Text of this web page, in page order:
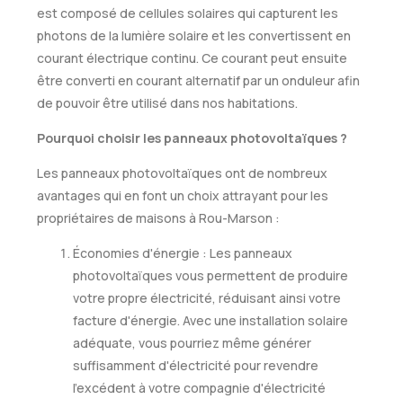
est composé de cellules solaires qui capturent les
photons de la lumière solaire et les convertissent en
courant électrique continu. Ce courant peut ensuite
être converti en courant alternatif par un onduleur afin
de pouvoir être utilisé dans nos habitations.
Pourquoi choisir les panneaux photovoltaïques ?
Les panneaux photovoltaïques ont de nombreux
avantages qui en font un choix attrayant pour les
propriétaires de maisons à Rou-Marson :
Économies d'énergie : Les panneaux
photovoltaïques vous permettent de produire
votre propre électricité, réduisant ainsi votre
facture d'énergie. Avec une installation solaire
adéquate, vous pourriez même générer
suffisamment d'électricité pour revendre
l'excédent à votre compagnie d'électricité